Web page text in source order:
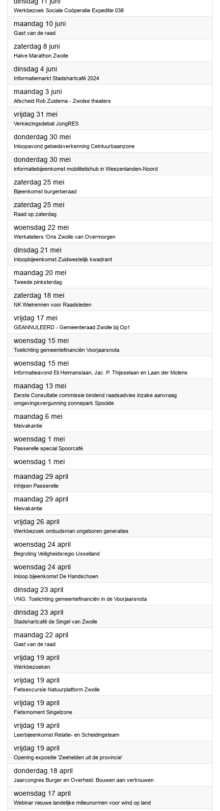
Werkbezoek Sociale Coöperatie Expeditie 038
maandag 10 juni2024
Gast van de raad
zaterdag 8 juni2024
Halve Marathon Zwolle
dinsdag 4 juni2024
Informatiemarkt Stadshartcafé 2024
maandag 3 juni2024
Afscheid Rob Zuidema - Zwolse theaters
vrijdag 31 mei2024
Verkiezingsdebat JongRES
donderdag 30 mei2024
Inloopavond gebiedsverkenning Ceintuurbaanzone
donderdag 30 mei2024
informatiebijeenkomst mobiliteitshub in Weezenlanden-Noord
zaterdag 25 mei2024
Bijeenkomst burgerberaad
zaterdag 25 mei2024
Raad op zaterdag
woensdag 22 mei2024
Werkateliers ‘Ons Zwolle van Overmorgen
dinsdag 21 mei2024
Inloopbijeenkomst Zuidwestelijk kwadrant
maandag 20 mei2024
Tweede pinksterdag
zaterdag 18 mei2024
NK Wielrennen voor Raadsleden
vrijdag 17 mei2024
GEANNULEERD - Gemeenteraad Zwolle bij Op1
woensdag 15 mei2024
Toelichting gemeentefinanciën Voorjaarsnota
woensdag 15 mei2024
Informatieavond Eli Heimanslaan, Jac. P. Thijsselaan en Laan der Molens
maandag 13 mei2024
Eerste Consultatie commissie bindend raadsadvies inzake aanvraag
omgevingsvergunning zonnepark Spoolde
maandag 6 mei2024
Meivakantie
woensdag 1 mei2024
Passerelle special Spoorcafé
woensdag 1 mei2024
maandag 29 april2024
Inhijsen Passerelle
maandag 29 april2024
Meivakantie
vrijdag 26 april2024
Werkbezoek ombudsman ongeboren generaties
woensdag 24 april2024
Begroting Veiligheidsregio IJsselland
woensdag 24 april2024
Inloop bijeenkomst De Handschoen
dinsdag 23 april2024
VNG: Toelichting gemeentefinanciën in de Voorjaarsnota
dinsdag 23 april2024
Stadshartcafé de Singel van Zwolle
maandag 22 april2024
Gast van de raad
vrijdag 19 april2024
Werkbezoeken
vrijdag 19 april2024
Fietsexcursie Natuurplatform Zwolle
vrijdag 19 april2024
Fietsmoment Singelzone
vrijdag 19 april2024
Leerbijeenkomst Relatie- en Scheidingsteam
vrijdag 19 april2024
Opening expositie 'Zeehelden uit de provincie'
donderdag 18 april2024
Jaarcongres Burger en Overheid: Bouwen aan vertrouwen
woensdag 17 april2024
Webinar nieuwe landelijke milieunormen voor wind op land